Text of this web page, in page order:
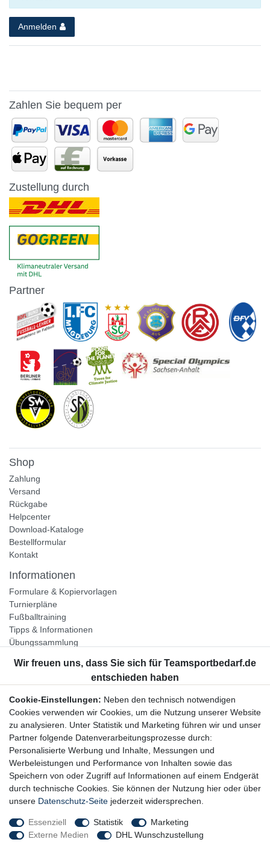
Anmelden
Zahlen Sie bequem per
Zustellung durch
Partner
Shop
Zahlung
Versand
Rückgabe
Helpcenter
Download-Kataloge
Bestellformular
Kontakt
Informationen
Formulare & Kopiervorlagen
Turnierpläne
Fußballtraining
Tipps & Informationen
Übungssammlung
Unternehmen
Widerrufsrecht
Bestellung widerrufen
Datenschutzerklärung
AGB
Impressum
Newsletter
Newsletter-Anmeldung
Cookie-Einstellungen: Neben den technisch notwendigen
Cookies verwenden wir Cookies, um die Nutzung unserer Website
zu analysieren. Unter Statistik und Marketing führen wir und unser
Partner folgende Datenverarbeitungsprozesse durch:
Personalisierte Werbung und Inhalte, Messungen und
Werbeleistungen und Performance von Inhalten sowie das
Speichern von oder Zugriff auf Informationen auf einem Endgerät
durch technische Cookies. Sie können der Nutzung hier oder über
unsere Datenschutz-Seite jederzeit widersprechen.
Essenziell Statistik
Marketing
Externe Medien
DHL Wunschzustellung